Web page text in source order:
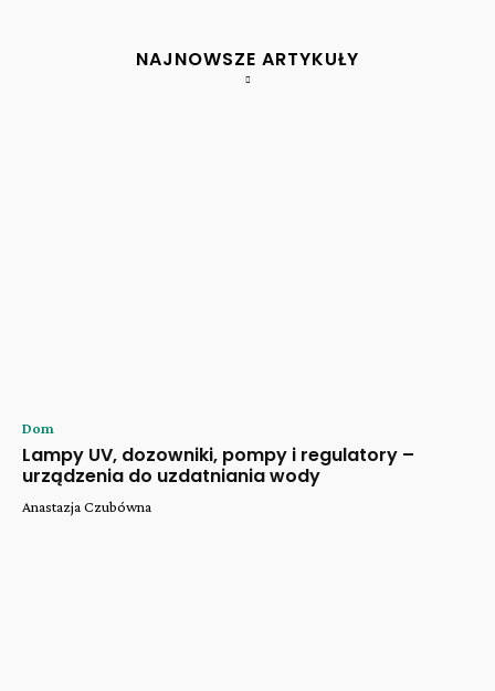
NAJNOWSZE ARTYKUŁY
Dom
Lampy UV, dozowniki, pompy i regulatory –
urządzenia do uzdatniania wody
Anastazja Czubówna